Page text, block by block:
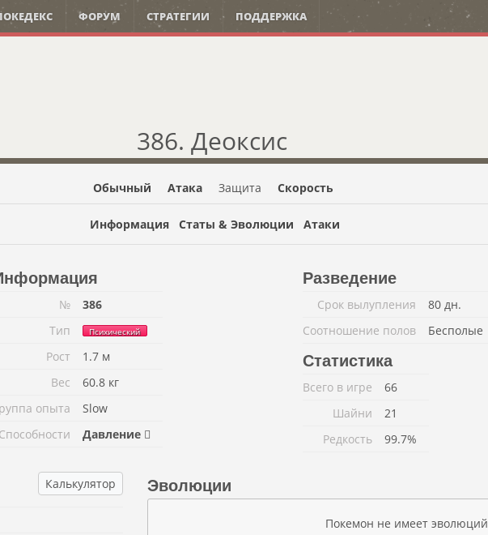
ФОРУМ СТРАТЕГИИ ПОДДЕРЖКА
386. Деоксис
Обычный Атака Защита Скорость
Информация Статы & Эволюции Атаки
№
386
Тип
Психический
Рост
1.7 м
Вес
60.8 кг
опыта
Slow
Способности
Давление
Разведение
Срок вылупления
80 дн.
Соотношение полов
Бесполые
Статистика
Всего в игре
66
Шайни
21
Редкость
99.7%
Калькулятор Эволюции
Покемон не имеет эволюций